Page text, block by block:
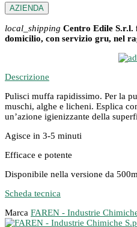
AZIENDA
local_shipping Centro Edile S.r.l.
domicilio, con servizio gru, nel
Descrizione
Pulisci muffa rapidissimo. Per la
muschi, alghe e licheni. Esplica
un’azione igienizzante della
Agisce in 3-5 minuti
Efficace e potente
Disponibile nella versione da
Scheda tecnica
Marca FAREN - Industrie